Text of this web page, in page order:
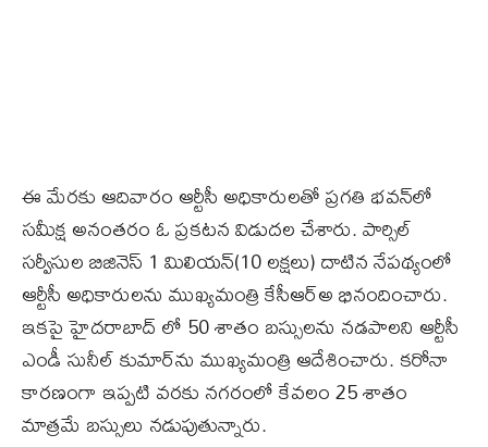
ఈ మేరకు ఆదివారం ఆర్టీసీ అధికారులతో ప్రగతి భవన్‌లో
సమీక్ష అనంతరం ఓ ప్రకటన విడుదల చేశారు. పార్సిల్
సర్వీసుల బిజినెస్ 1 మిలియన్(10 లక్షలు) దాటిన నేపథ్యంలో
ఆర్టీసీ అధికారులను ముఖ్యమంత్రి కేసీఆర్అ భినందించారు.
ఇకపై హైదరాబాద్ లో 50 శాతం బస్సులను నడపాలని ఆర్టీసీ
ఎండీ సునీల్ కుమార్‌ను ముఖ్యమంత్రి ఆదేశించారు. కరోనా
కారణంగా ఇప్పటి వరకు నగరంలో కేవలం 25 శాతం
మాత్రమే బస్సులు నడుపుతున్నారు.